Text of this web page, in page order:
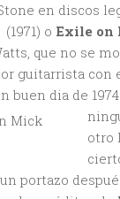
en discos
(1971) o Exile on
que no se
guitarrista con
buen dia de
otro
portazo